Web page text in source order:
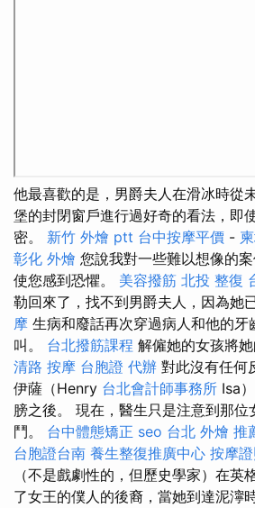
他最喜歡的是，男爵夫人在滑冰時從
堡的封閉窗戶進行過好奇的看法，即
密。 新竹 外燴 ptt 台中按摩平價 -
彰化 外燴 您說我對一些難以想像的
使您感到恐懼。 美容撥筋 北投 整復
勒回來了，找不到男爵夫人，因為她
摩 生病和廢話再次穿過病人和他的牙
叫。 台北撥筋課程 解僱她的女孩將
清路 按摩 台胞證 代辦 對此沒有任何
伊薩（Henry 台北會計師事務所 Isa
膀之後。 現在，醫生只是注意到那位
鬥。 台中體態矯正 seo 台北 外燴 推
台胞證台南 養生整復推廣中心 按摩
（不是戲劇性的，但歷史學家）在英
了女王的僕人的後裔，當她到達泥濘